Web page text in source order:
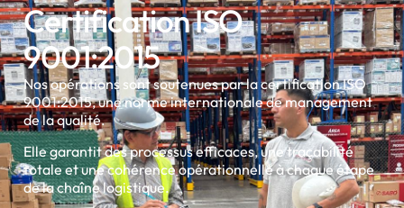
Certification ISO
9001:2015
Nos opérations sont soutenues par la certification ISO
9001:2015, une norme internationale de management
de la qualité.
Elle garantit des processus efficaces, une traçabilité
totale et une cohérence opérationnelle à chaque étape
de la chaîne logistique.